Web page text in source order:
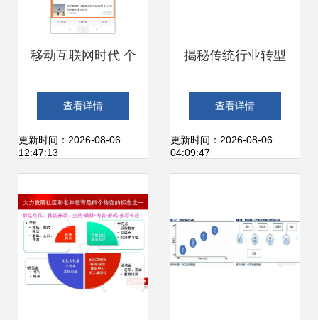
移动互联网时代 个
人如何打造一款新
闻资讯类产品
查看详情
更新时间：2026-08-06
12:47:13
揭秘传统行业转型
互联网的顶层设计
与实践路径
查看详情
更新时间：2026-08-06
04:09:47